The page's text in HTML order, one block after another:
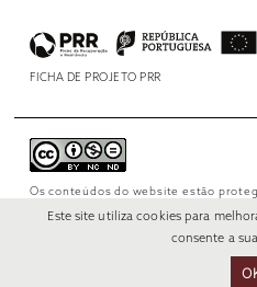
FICHA DE PROJETO PRR
Os conteúdos do website estão
NonCommercial-NoDerivs 4.0
Este site utiliza cookies para
consente a